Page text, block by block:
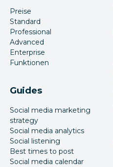
Preise
Standard
Professional
Advanced
Enterprise
Funktionen
Guides
Social media marketing
strategy
Social media analytics
Social listening
Best times to post
Social media calendar